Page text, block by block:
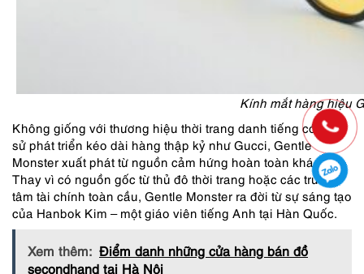
Kính mắt hàng hiệu
Không giống với thương hiệu thời trang danh tiếng có lịch
sử phát triển kéo dài hàng thập kỷ như Gucci, Gentle
Monster xuất phát từ nguồn cảm hứng hoàn toàn khác.
Thay vì có nguồn gốc từ thủ đô thời trang hoặc các trung
tâm tài chính toàn cầu, Gentle Monster ra đời từ sự sáng tạo
của Hanbok Kim – một giáo viên tiếng Anh tại Hàn Quốc.
Xem thêm: Điểm danh những cửa hàng bán đồ
secondhand tại Hà Nội